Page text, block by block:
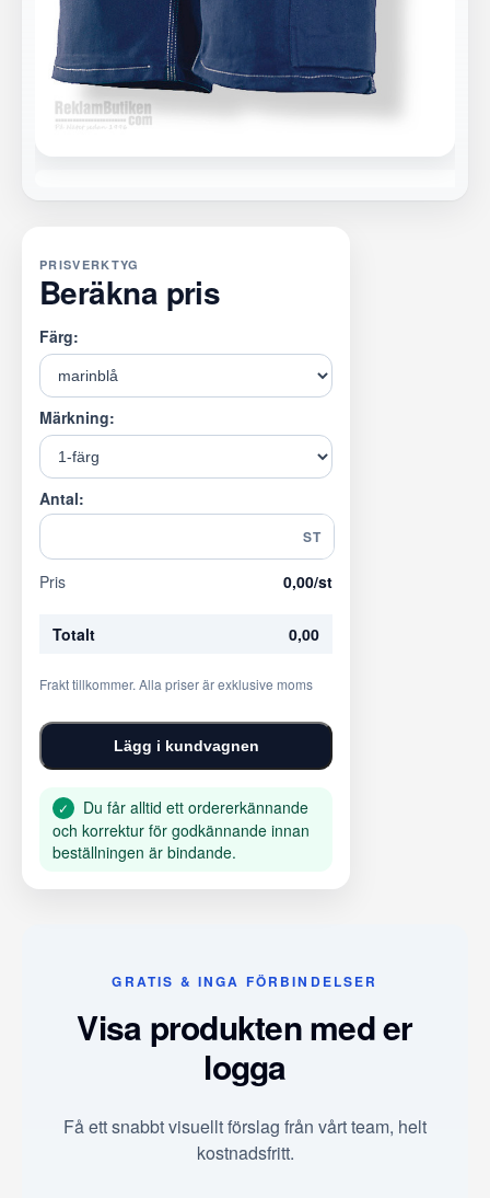
PRISVERKTYG
Beräkna pris
Färg:
Märkning:
Antal:
ST
Pris 0,00/st
Totalt 0,00
Frakt tillkommer. Alla priser är exklusive moms
Lägg i kundvagnen
✓
Du får alltid ett ordererkännande
och korrektur för godkännande innan
beställningen är bindande.
GRATIS & INGA FÖRBINDELSER
Visa produkten med er
logga
Få ett snabbt visuellt förslag från vårt team, helt
kostnadsfritt.